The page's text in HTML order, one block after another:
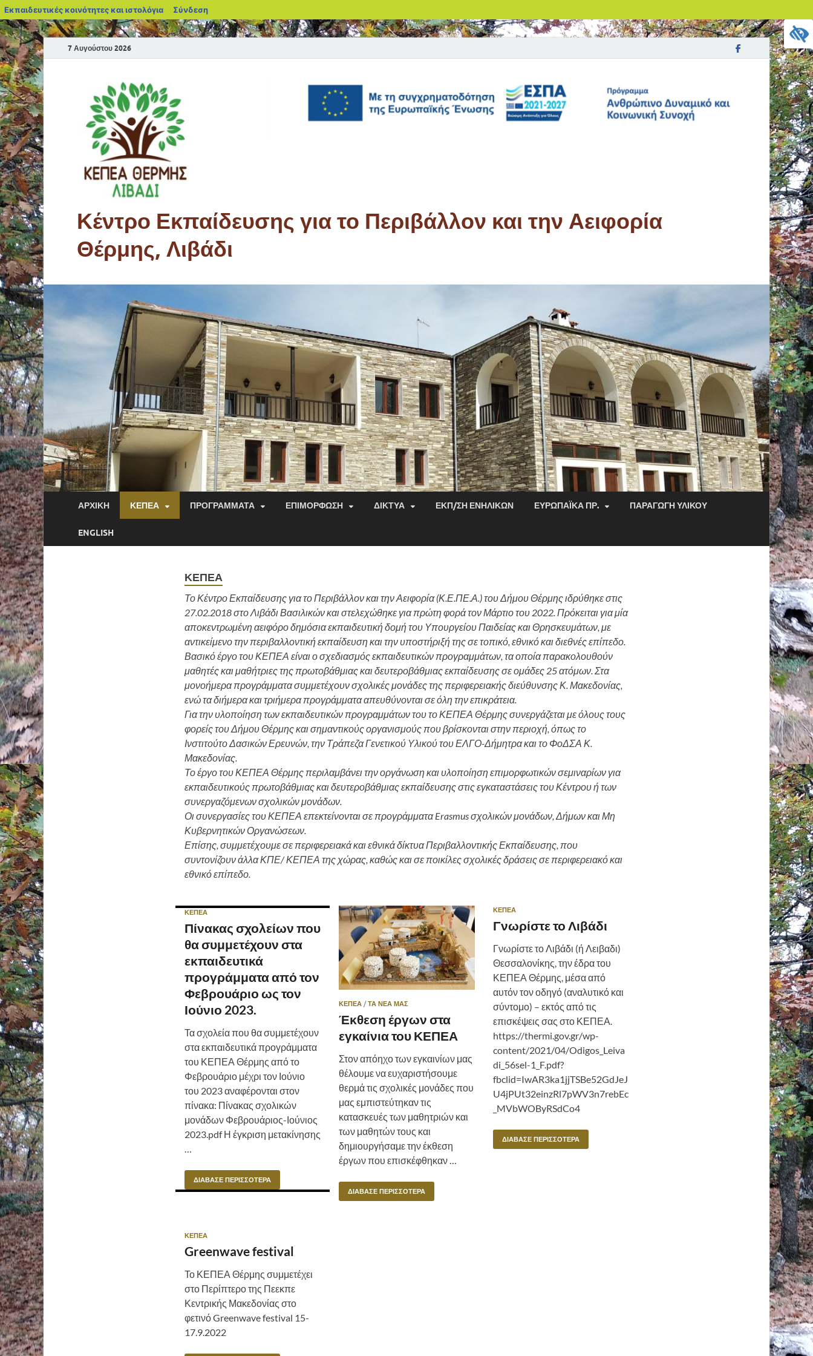
Εκπαιδευτικές κοινότητες και ιστολόγια Σύνδεση
7 Αυγούστου 2026
Κέντρο Εκπαίδευσης για το Περιβάλλον και την Αειφορία
Θέρμης, Λιβάδι
ΑΡΧΙΚΉ ΚΕΠΕΑ ΠΡΟΓΡΆΜΜΑΤΑ ΕΠΙΜΌΡΦΩΣΗ ΔΊΚΤΥΑ ΕΚΠ/ΣΗ ΕΝΗΛΊΚΩΝ ΕΥΡΩΠΑΪΚΆ ΠΡ. ΠΑΡΑΓΩΓΉ ΥΛΙΚΟΎ
ENGLISH
ΚΕΠΕΑ
Το Κέντρο Εκπαίδευσης για το Περιβάλλον και την Αειφορία (Κ.Ε.ΠΕ.Α.) του Δήμου Θέρμης ιδρύθηκε στις
27.02.2018 στο Λιβάδι Βασιλικών και στελεχώθηκε για πρώτη φορά τον Μάρτιο του 2022. Πρόκειται για μία
αποκεντρωμένη αειφόρο δημόσια εκπαιδευτική δομή του Υπουργείου Παιδείας και Θρησκευμάτων, με
αντικείμενο την περιβαλλοντική εκπαίδευση και την υποστήριξή της σε τοπικό, εθνικό και διεθνές επίπεδο.
Βασικό έργο του ΚΕΠΕΑ είναι ο σχεδιασμός εκπαιδευτικών προγραμμάτων, τα οποία παρακολουθούν
μαθητές και μαθήτριες της πρωτοβάθμιας και δευτεροβάθμιας εκπαίδευσης σε ομάδες 25 ατόμων. Στα
μονοήμερα προγράμματα συμμετέχουν σχολικές μονάδες της περιφερειακής διεύθυνσης Κ. Μακεδονίας,
ενώ τα διήμερα και τριήμερα προγράμματα απευθύνονται σε όλη την επικράτεια.
Για την υλοποίηση των εκπαιδευτικών προγραμμάτων του το ΚΕΠΕΑ Θέρμης συνεργάζεται με όλους τους
φορείς του Δήμου Θέρμης και σημαντικούς οργανισμούς που βρίσκονται στην περιοχή, όπως το
Ινστιτούτο Δασικών Ερευνών, την Τράπεζα Γενετικού Υλικού του ΕΛΓΟ-Δήμητρα και το ΦοΔΣΑ Κ.
Μακεδονίας.
Το έργο του ΚΕΠΕΑ Θέρμης περιλαμβάνει την οργάνωση και υλοποίηση επιμορφωτικών σεμιναρίων για
εκπαιδευτικούς πρωτοβάθμιας και δευτεροβάθμιας εκπαίδευσης στις εγκαταστάσεις του Κέντρου ή των
συνεργαζόμενων σχολικών μονάδων.
Οι συνεργασίες του ΚΕΠΕΑ επεκτείνονται σε προγράμματα Erasmus σχολικών μονάδων, Δήμων και Μη
Κυβερνητικών Οργανώσεων.
Επίσης, συμμετέχουμε σε περιφερειακά και εθνικά δίκτυα Περιβαλλοντικής Εκπαίδευσης, που
συντονίζουν άλλα ΚΠΕ/ ΚΕΠΕΑ της χώρας, καθώς και σε ποικίλες σχολικές δράσεις σε περιφερειακό και
εθνικό επίπεδο.
ΚΕΠΕΑ
Πίνακας σχολείων που
θα συμμετέχουν στα
εκπαιδευτικά
προγράμματα από τον
Φεβρουάριο ως τον
Ιούνιο 2023.
Τα σχολεία που θα συμμετέχουν
στα εκπαιδευτικά προγράμματα
του ΚΕΠΕΑ Θέρμης από το
Φεβρουάριο μέχρι τον Ιούνιο
του 2023 αναφέρονται στον
πίνακα: Πίνακας σχολικών
μονάδων Φεβρουάριος-Ιούνιος
2023.pdf Η έγκριση μετακίνησης
…
ΔΙΆΒΑΣΕ ΠΕΡΙΣΣΌΤΕΡΑ
ΚΕΠΕΑ/ΤΑ ΝΕΑ ΜΑΣ
Έκθεση έργων στα
εγκαίνια του ΚΕΠΕΑ
Στον απόηχο των εγκαινίων μας
θέλουμε να ευχαριστήσουμε
θερμά τις σχολικές μονάδες που
μας εμπιστεύτηκαν τις
κατασκευές των μαθητριών και
των μαθητών τους και
δημιουργήσαμε την έκθεση
έργων που επισκέφθηκαν …
ΔΙΆΒΑΣΕ ΠΕΡΙΣΣΌΤΕΡΑ
ΚΕΠΕΑ
Γνωρίστε το Λιβάδι
Γνωρίστε το Λιβάδι (ή Λειβαδι)
Θεσσαλονίκης, την έδρα του
ΚΕΠΕΑ Θέρμης, μέσα από
αυτόν τον οδηγό (αναλυτικό και
σύντομο) – εκτός από τις
επισκέψεις σας στο ΚΕΠΕΑ.
https://thermi.gov.gr/wp-
content/2021/04/Odigos_Leiva
di_56sel-1_F.pdf?
fbclid=IwAR3ka1jjTSBe52GdJeJ
U4jPUt32einzRl7pWV3n7rebEc
_MVbWOByRSdCo4
ΔΙΆΒΑΣΕ ΠΕΡΙΣΣΌΤΕΡΑ
ΚΕΠΕΑ
Greenwave festival
Το ΚΕΠΕΑ Θέρμης συμμετέχει
στο Περίπτερο της Πεεκπε
Κεντρικής Μακεδονίας στο
φετινό Greenwave festival 15-
17.9.2022